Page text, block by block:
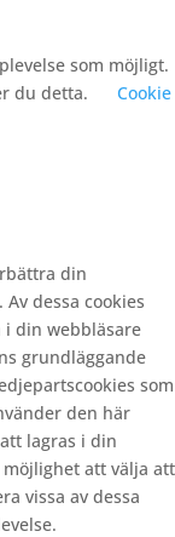
som möjligt.
du detta.
Cookie
din
dessa cookies
i din webbläsare
grundläggande
som
den här
lagras i din
att välja att
vissa av dessa